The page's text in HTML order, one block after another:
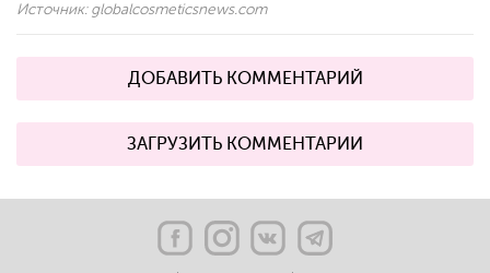
Источник: globalcosmeticsnews.com
ДОБАВИТЬ КОММЕНТАРИЙ
ЗАГРУЗИТЬ КОММЕНТАРИИ